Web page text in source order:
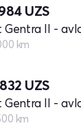
UZS
Gentra II -
km
UZS
Gentra II -
km